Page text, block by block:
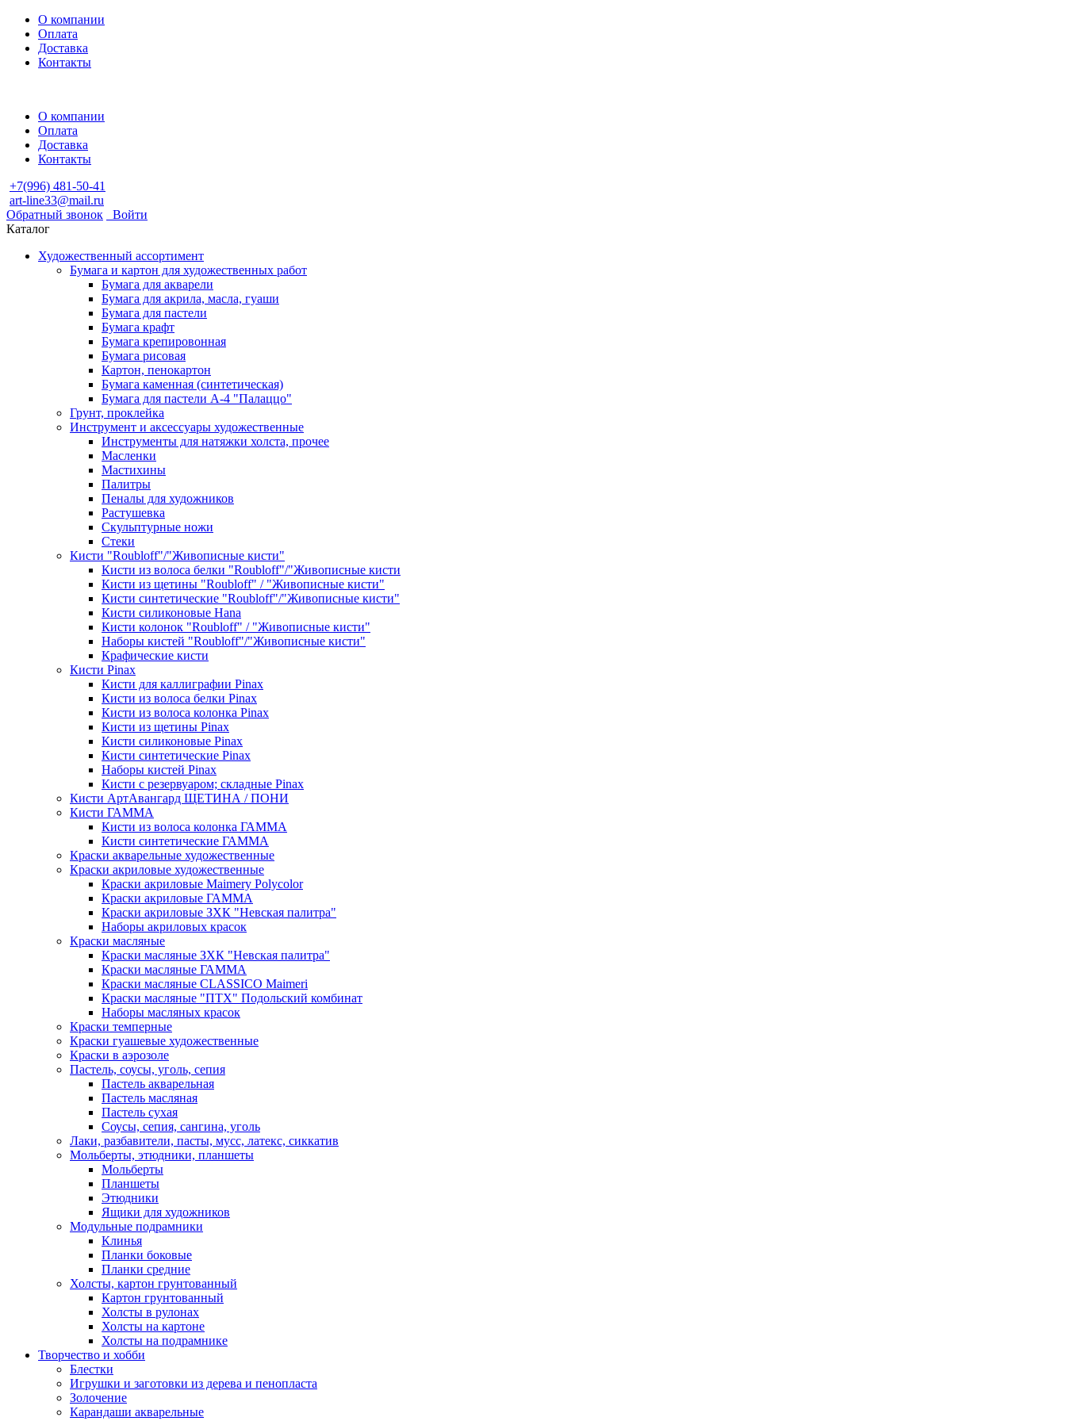
О компании
Оплата
Доставка
Контакты
О компании
Оплата
Доставка
Контакты
+7(996) 481-50-41
art-line33@mail.ru
Обратный звонок
Войти
Каталог
Художественный ассортимент
Бумага и картон для художественных работ
Бумага для акварели
Бумага для акрила, масла, гуаши
Бумага для пастели
Бумага крафт
Бумага крепировонная
Бумага рисовая
Картон, пенокартон
Бумага каменная (синтетическая)
Бумага для пастели А-4 "Палаццо"
Грунт, проклейка
Инструмент и аксессуары художественные
Инструменты для натяжки холста, прочее
Масленки
Мастихины
Палитры
Пеналы для художников
Растушевка
Скульптурные ножи
Стеки
Кисти "Roubloff"/"Живописные кисти"
Кисти из волоса белки "Roubloff"/"Живописные кисти
Кисти из щетины "Roubloff" / "Живописные кисти"
Кисти синтетические "Roubloff"/"Живописные кисти"
Кисти силиконовые Hana
Кисти колонок "Roubloff" / "Живописные кисти"
Наборы кистей "Roubloff"/"Живописные кисти"
Крафические кисти
Кисти Pinax
Кисти для каллиграфии Pinax
Кисти из волоса белки Pinax
Кисти из волоса колонка Pinax
Кисти из щетины Pinax
Кисти силиконовые Pinax
Кисти синтетические Pinax
Наборы кистей Pinax
Кисти с резервуаром; складные Pinax
Кисти АртАвангард ЩЕТИНА / ПОНИ
Кисти ГАММА
Кисти из волоса колонка ГАММА
Кисти синтетические ГАММА
Краски акварельные художественные
Краски акриловые художественные
Краски акриловые Maimery Polycolor
Краски акриловые ГАММА
Краски акриловые ЗХК "Невская палитра"
Наборы акриловых красок
Краски масляные
Краски масляные ЗХК "Невская палитра"
Краски масляные ГАММА
Краски масляные CLASSICO Maimeri
Краски масляные "ПТХ" Подольский комбинат
Наборы масляных красок
Краски темперные
Краски гуашевые художественные
Краски в аэрозоле
Пастель, соусы, уголь, сепия
Пастель акварельная
Пастель масляная
Пастель сухая
Соусы, сепия, сангина, уголь
Лаки, разбавители, пасты, мусс, латекс, сиккатив
Мольберты, этюдники, планшеты
Мольберты
Планшеты
Этюдники
Ящики для художников
Модульные подрамники
Клинья
Планки боковые
Планки средние
Холсты, картон грунтованный
Картон грунтованный
Холсты в рулонах
Холсты на картоне
Холсты на подрамнике
Творчество и хобби
Блестки
Игрушки и заготовки из дерева и пенопласта
Золочение
Карандаши акварельные